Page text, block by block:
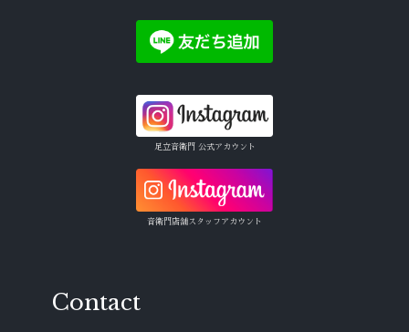
足立音衛門 公式アカウント
音衛門店舗スタッフアカウント
Contact